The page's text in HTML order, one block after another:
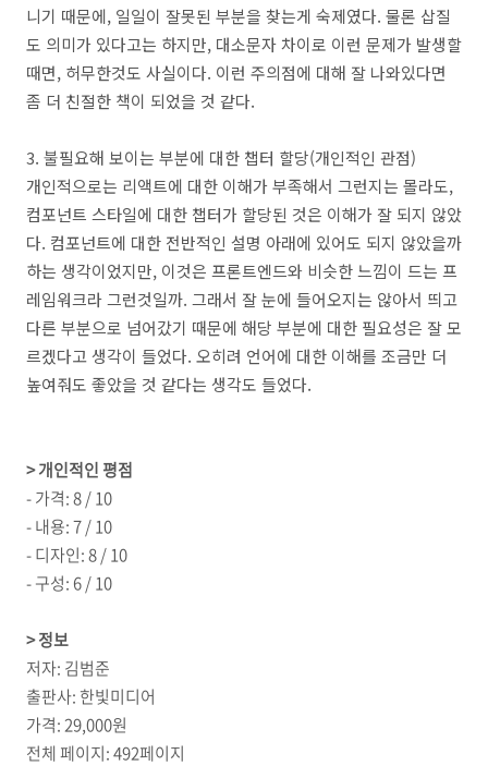
니기 때문에, 일일이 잘못된 부분을 찾는게 숙제였다. 물론 삽질
도 의미가 있다고는 하지만, 대소문자 차이로 이런 문제가 발생할
때면, 허무한것도 사실이다. 이런 주의점에 대해 잘 나와있다면
좀 더 친절한 책이 되었을 것 같다.
3. 불필요해 보이는 부분에 대한 챕터 할당(개인적인 관점)
개인적으로는 리액트에 대한 이해가 부족해서 그런지는 몰라도,
컴포넌트 스타일에 대한 챕터가 할당된 것은 이해가 잘 되지 않았
다. 컴포넌트에 대한 전반적인 설명 아래에 있어도 되지 않았을까
하는 생각이었지만, 이것은 프론트엔드와 비슷한 느낌이 드는 프
레임워크라 그런것일까. 그래서 잘 눈에 들어오지는 않아서 띄고
다른 부분으로 넘어갔기 때문에 해당 부분에 대한 필요성은 잘 모
르겠다고 생각이 들었다. 오히려 언어에 대한 이해를 조금만 더
높여줘도 좋았을 것 같다는 생각도 들었다.
> 개인적인 평점
- 가격: 8 / 10
- 내용: 7 / 10
- 디자인: 8 / 10
- 구성: 6 / 10
> 정보
저자: 김범준
출판사: 한빛미디어
가격: 29,000원
전체 페이지: 492페이지